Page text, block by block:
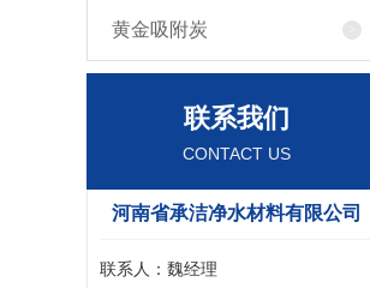
黄金吸附炭
联系我们
CONTACT US
河南省承洁净水材料有限公司
联系人：魏经理